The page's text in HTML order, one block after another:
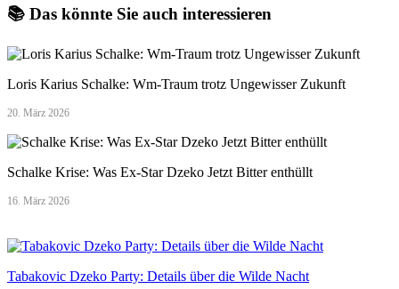
📚 Das könnte Sie auch interessieren
Loris Karius Schalke: Wm-Traum trotz Ungewisser Zukunft
20. März 2026
Schalke Krise: Was Ex-Star Dzeko Jetzt Bitter enthüllt
16. März 2026
Tabakovic Dzeko Party: Details über die Wilde Nacht